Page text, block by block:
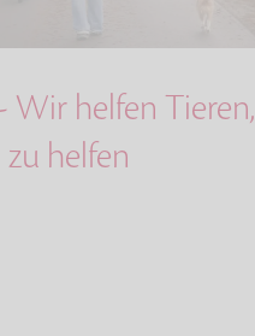
Wir helfen Tieren,
helfen